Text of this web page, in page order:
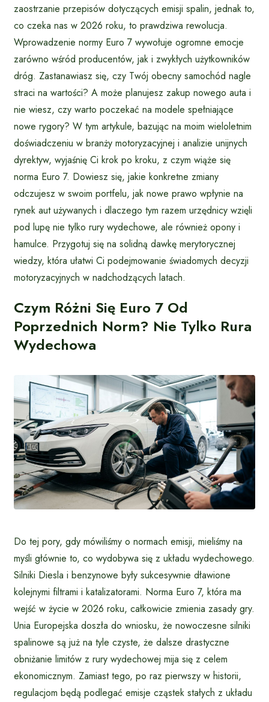
zaostrzanie przepisów dotyczących emisji spalin, jednak to,
co czeka nas w 2026 roku, to prawdziwa rewolucja.
Wprowadzenie normy Euro 7 wywołuje ogromne emocje
zarówno wśród producentów, jak i zwykłych użytkowników
dróg. Zastanawiasz się, czy Twój obecny samochód nagle
straci na wartości? A może planujesz zakup nowego auta i
nie wiesz, czy warto poczekać na modele spełniające
nowe rygory? W tym artykule, bazując na moim wieloletnim
doświadczeniu w branży motoryzacyjnej i analizie unijnych
dyrektyw, wyjaśnię Ci krok po kroku, z czym wiąże się
norma Euro 7. Dowiesz się, jakie konkretne zmiany
odczujesz w swoim portfelu, jak nowe prawo wpłynie na
rynek aut używanych i dlaczego tym razem urzędnicy wzięli
pod lupę nie tylko rury wydechowe, ale również opony i
hamulce. Przygotuj się na solidną dawkę merytorycznej
wiedzy, która ułatwi Ci podejmowanie świadomych decyzji
motoryzacyjnych w nadchodzących latach.
Czym Różni Się Euro 7 Od
Poprzednich Norm? Nie Tylko Rura
Wydechowa
Do tej pory, gdy mówiliśmy o normach emisji, mieliśmy na
myśli głównie to, co wydobywa się z układu wydechowego.
Silniki Diesla i benzynowe były sukcesywnie dławione
kolejnymi filtrami i katalizatorami. Norma Euro 7, która ma
wejść w życie w 2026 roku, całkowicie zmienia zasady gry.
Unia Europejska doszła do wniosku, że nowoczesne silniki
spalinowe są już na tyle czyste, że dalsze drastyczne
obniżanie limitów z rury wydechowej mija się z celem
ekonomicznym. Zamiast tego, po raz pierwszy w historii,
regulacjom będą podlegać emisje cząstek stałych z układu